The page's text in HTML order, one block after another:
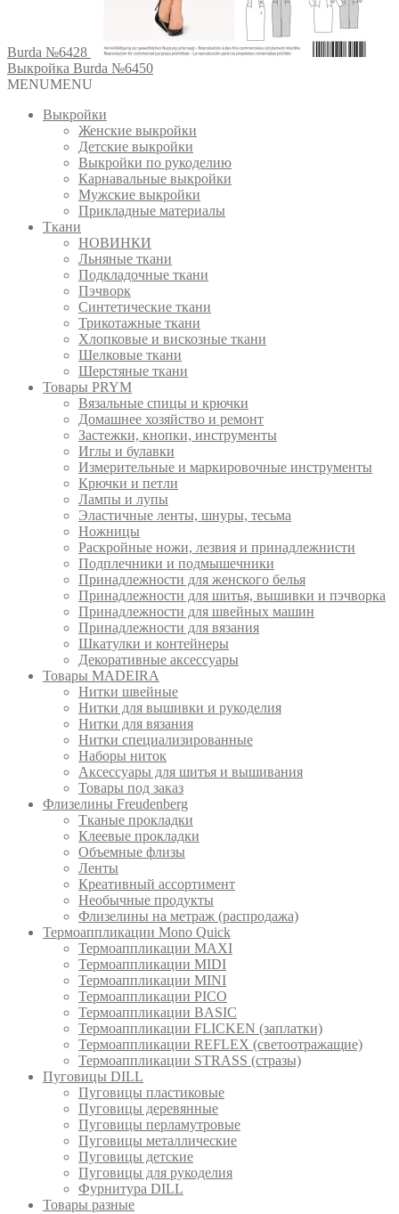
Burda №6428
Выкройка Burda №6450
MENUMENU
Выкройки
Женские выкройки
Детские выкройки
Выкройки по рукоделию
Карнавальные выкройки
Мужские выкройки
Прикладные материалы
Ткани
НОВИНКИ
Льняные ткани
Подкладочные ткани
Пэчворк
Синтетические ткани
Трикотажные ткани
Хлопковые и вискозные ткани
Шелковые ткани
Шерстяные ткани
Товары PRYM
Вязальные спицы и крючки
Домашнее хозяйство и ремонт
Застежки, кнопки, инструменты
Иглы и булавки
Измерительные и маркировочные инструменты
Крючки и петли
Лампы и лупы
Эластичные ленты, шнуры, тесьма
Ножницы
Раскройные ножи, лезвия и принадлежнисти
Подплечники и подмышечники
Принадлежности для женского белья
Принадлежности для шитья, вышивки и пэчворка
Принадлежности для швейных машин
Принадлежности для вязания
Шкатулки и контейнеры
Декоративные аксессуары
Товары MADEIRA
Нитки швейные
Нитки для вышивки и рукоделия
Нитки для вязания
Нитки специализированные
Наборы ниток
Аксессуары для шитья и вышивания
Товары под заказ
Флизелины Freudenberg
Тканые прокладки
Клеевые прокладки
Объемные флизы
Ленты
Креативный ассортимент
Необычные продукты
Флизелины на метраж (распродажа)
Термоаппликации Mono Quick
Термоаппликации MAXI
Термоаппликации MIDI
Термоаппликации MINI
Термоаппликации PICO
Термоаппликации BASIC
Термоаппликации FLICKEN (заплатки)
Термоаппликации REFLEX (светоотражащие)
Термоаппликации STRASS (стразы)
Пуговицы DILL
Пуговицы пластиковые
Пуговицы деревянные
Пуговицы перламутровые
Пуговицы металлические
Пуговицы детские
Пуговицы для рукоделия
Фурнитура DILL
Товары разные